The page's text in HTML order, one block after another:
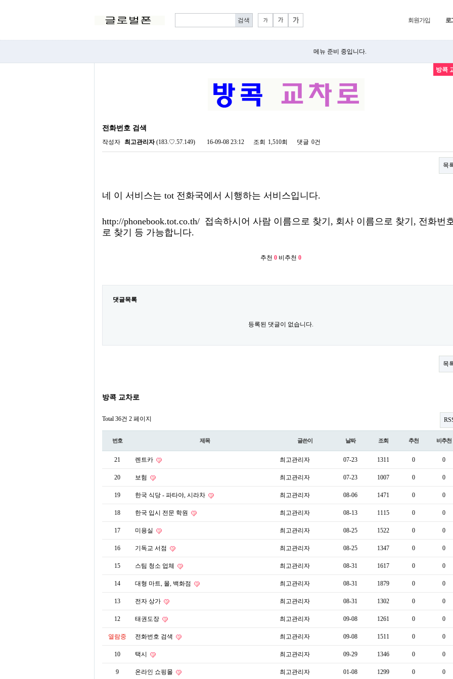
회원가입 로
메뉴 준비 중입니다.
방콕
전화번호 검색
작성자 최고관리자(183.♡.57.149) 16-09-08 23:12 조회 1,510회 댓글 0건
목
네 이 서비스는 tot 전화국에서 시행하는 서비스입니다.
http://phonebook.tot.co.th/ 접속하시어 사람 이름으로 찾기, 회사 이름으로 찾기, 전화번
로 찾기 등 가능합니다.
추천 0 비추천 0
댓글목록
등록된 댓글이 없습니다.
목
방콕 교차로
Total 36건 2 페이지
번호 제목 글쓴이 날짜 조회 추천 비추천
21 렌트카 최고관리자 07-23 1311 0 0
20 보험 최고관리자 07-23 1007 0 0
19 한국 식당 - 파타야, 시라차 최고관리자 08-06 1471 0 0
18 한국 입시 전문 학원 최고관리자 08-13 1115 0 0
17 미용실 최고관리자 08-25 1522 0 0
16 기독교 서점 최고관리자 08-25 1347 0 0
15 스팀 청소 업체 최고관리자 08-31 1617 0 0
14 대형 마트, 몰, 백화점 최고관리자 08-31 1879 0 0
13 전자 상가 최고관리자 08-31 1302 0 0
12 태권도장 최고관리자 09-08 1261 0 0
열람중 전화번호 검색 최고관리자 09-08 1511 0 0
10 택시 최고관리자 09-29 1346 0 0
9 온라인 쇼핑몰 최고관리자 01-08 1299 0 0